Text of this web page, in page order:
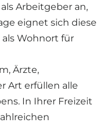
Arbeitgeber an,
eignet sich diese
Wohnort für
Ärzte,
Art erfüllen alle
In Ihrer Freizeit